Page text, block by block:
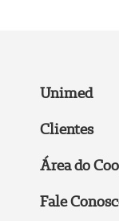
Unimed
Clientes
Área do
Fale